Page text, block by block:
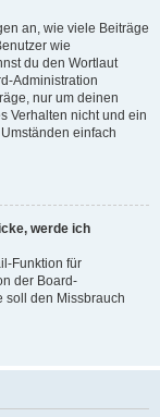
an, wie viele Beiträge
wie
du den Wortlaut
Administration
nur um deinen
Verhalten nicht und ein
einfach
werde ich
Funktion für
der Board-
soll den Missbrauch